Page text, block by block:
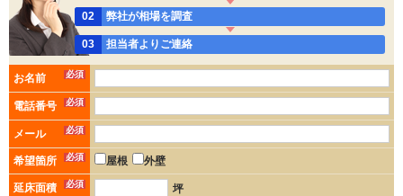
02 弊社が相場を調査
03 担当者よりご連絡
お名前 必須
電話番号 必須
メール 必須
希望箇所 必須 屋根 外壁
延床面積 必須 坪